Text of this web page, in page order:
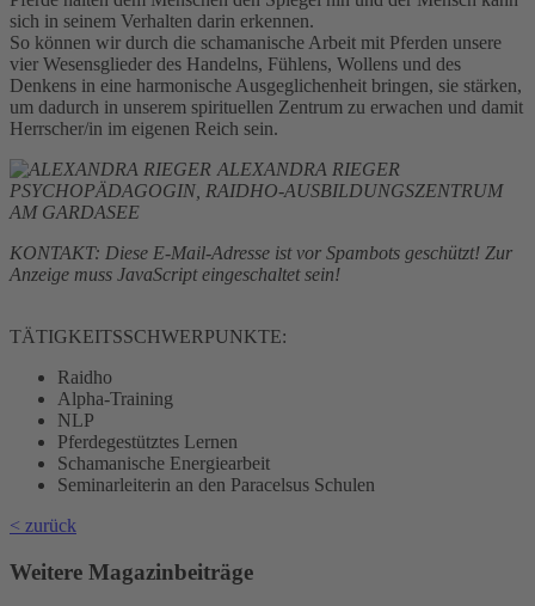
sich in seinem Verhalten darin erkennen.
So können wir durch die schamanische Arbeit mit Pferden unsere
vier Wesensglieder des Handelns, Fühlens, Wollens und des
Denkens in eine harmonische Ausgeglichenheit bringen, sie stärken,
um dadurch in unserem spirituellen Zentrum zu erwachen und damit
Herrscher/in im eigenen Reich sein.
ALEXANDRA RIEGER
PSYCHOPÄDAGOGIN, RAIDHO-AUSBILDUNGSZENTRUM
AM GARDASEE
KONTAKT: Diese E-Mail-Adresse ist vor Spambots geschützt! Zur
Anzeige muss JavaScript eingeschaltet sein!
TÄTIGKEITSSCHWERPUNKTE:
Raidho
Alpha-Training
NLP
Pferdegestütztes Lernen
Schamanische Energiearbeit
Seminarleiterin an den Paracelsus Schulen
< zurück
Weitere Magazinbeiträge